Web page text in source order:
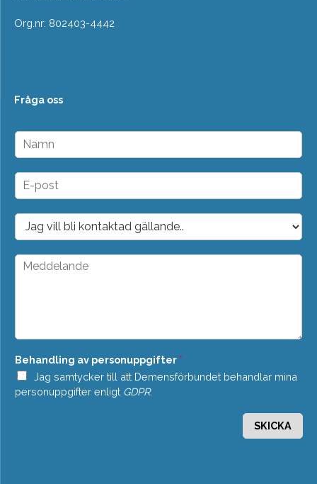
Org.nr: 802403-4442
Fråga oss
N
m
n
E
p
o
t
*
D
o
p
M
a
d
e
*
Behandling av personuppgifter *
Jag samtycker till att Demensförbundet behandlar mina
personuppgifter enligt GDPR.
SKICKA